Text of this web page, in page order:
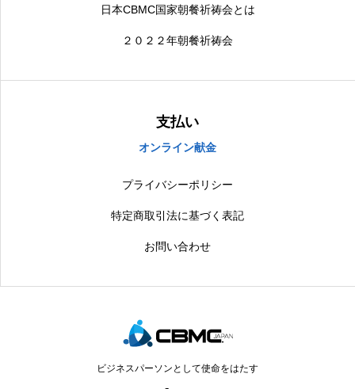
日本CBMC国家朝餐祈祷会とは
２０２２年朝餐祈祷会
支払い
オンライン献金
プライバシーポリシー
特定商取引法に基づく表記
お問い合わせ
ビジネスパーソンとして使命をはたす